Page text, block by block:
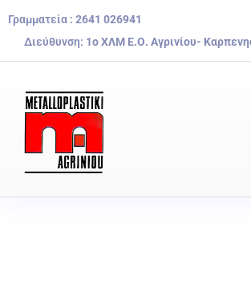
Γραμματεία : 2641 026941
Διεύθυνση: 1ο ΧΛΜ Ε.Ο. Αγρινίου-